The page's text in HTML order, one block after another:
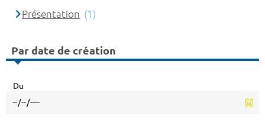
Présentation (1)
Par date de création
Du